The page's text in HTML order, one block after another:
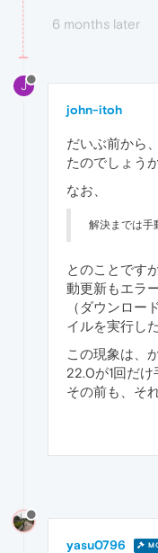
6 months later
J
john-itoh
だいぶ前から
たのでしょうか
なお、
解決までは手
とのことです
動更新もエラ
（ダウンロー
イルを実行し
この現象は、
22.0が1回だけ
その前も、そ
yasu0796